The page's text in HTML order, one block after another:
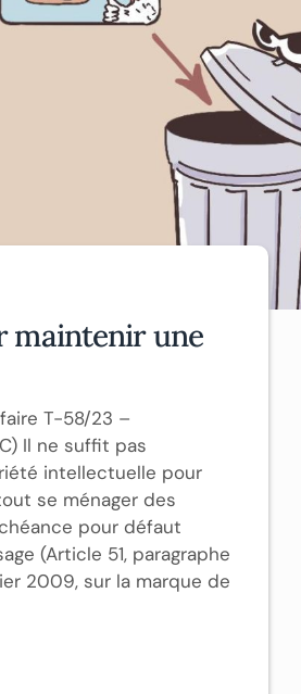
maintenir une
T-58/23 –
Il ne suffit pas
intellectuelle pour
se ménager des
pour défaut
(Article 51, paragraphe
2009, sur la marque de